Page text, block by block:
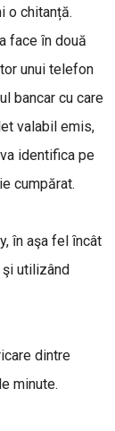
o chitanță.
face ȋn două
unui telefon
bancar cu care
valabil emis,
identifica pe
cumpărat.
ȋn aşa fel ȋncât
utilizând
dintre
minute.